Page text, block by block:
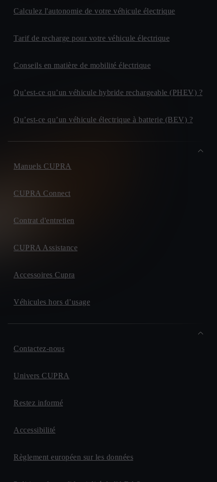
Calculez l'autonomie de votre véhicule électrique
Tarif de recharge pour votre véhicule électrique
Conseils en matière de mobilité électrique
Qu’est-ce qu’un véhicule hybride rechargeable (PHEV) ?
Qu’est-ce qu’un véhicule électrique à batterie (BEV) ?
Manuels CUPRA
CUPRA Connect
Contrat d'entretien
CUPRA Assistance
Accessoires Cupra
Véhicules hors d’usage
Contactez-nous
Univers CUPRA
Restez informé
Accessibilité
Règlement européen sur les données